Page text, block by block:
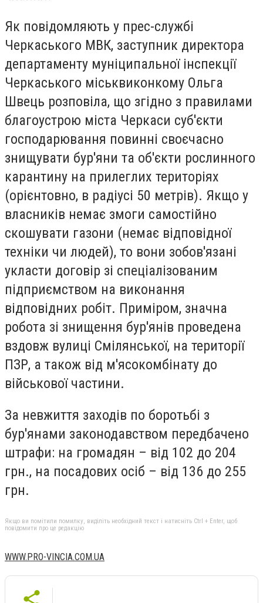
Як повідомляють у прес-службі
Черкаського МВК, заступник директора
департаменту муніципальної інспекції
Черкаського міськвиконкому Ольга
Швець розповіла, що згідно з правилами
благоустрою міста Черкаси суб'єкти
господарювання повинні своєчасно
знищувати бур'яни та об'єкти рослинного
карантину на прилеглих територіях
(орієнтовно, в радіусі 50 метрів). Якщо у
власників немає змоги самостійно
скошувати газони (немає відповідної
техніки чи людей), то вони зобов'язані
укласти договір зі спеціалізованим
підприємством на виконання
відповідних робіт. Приміром, значна
робота зі знищення бур'янів проведена
вздовж вулиці Смілянської, на території
ПЗР, а також від м'ясокомбінату до
військової частини.
За невжиття заходів по боротьбі з
бур'янами законодавством передбачено
штрафи: на громадян – від 102 до 204
грн., на посадових осіб – від 136 до 255
грн.
Якщо ви помітили помилку, виділіть необхідний текст і натисніть Ctrl + Enter, щоб
повідомити про це редакцію
WWW.PRO-VINCIA.COM.UA